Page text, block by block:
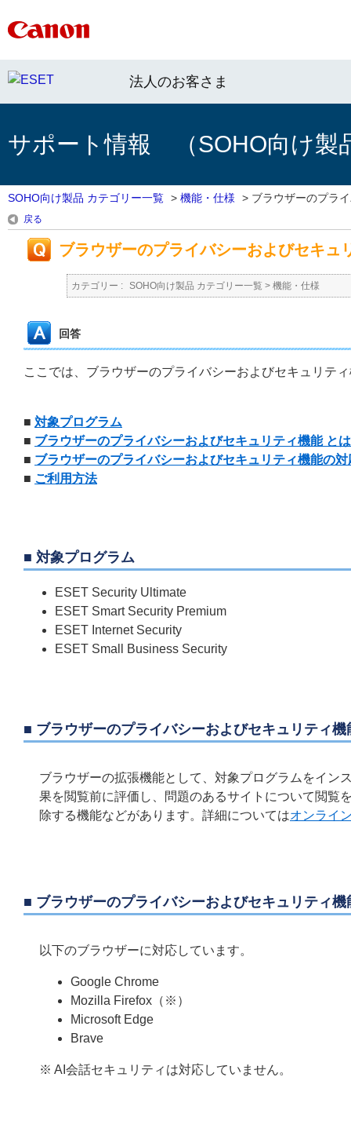
法人のお客さま
サポート情報 （SOHO向け製
SOHO向け製品 カテゴリー一覧 > 機能・仕様 > ブラウザーのプラ
戻る
ブラウザーのプライバシーおよびセキュ
カテゴリー : SOHO向け製品 カテゴリー一覧 > 機能・仕様
回答
ここでは、ブラウザーのプライバシーおよびセキュリテ
■ 対象プログラム
■ ブラウザーのプライバシーおよびセキュリティ機能 と
■ ブラウザーのプライバシーおよびセキュリティ機能の対
■ ご利用方法
■ 対象プログラム
ESET Security Ultimate
ESET Smart Security Premium
ESET Internet Security
ESET Small Business Security
■ ブラウザーのプライバシーおよびセキュリティ機
ブラウザーの拡張機能として、対象プログラムをイン
果を閲覧前に評価し、問題のあるサイトについて閲覧
除する機能などがあります。詳細についてはオンライ
■ ブラウザーのプライバシーおよびセキュリティ機
以下のブラウザーに対応しています。
Google Chrome
Mozilla Firefox（※）
Microsoft Edge
Brave
※ AI会話セキュリティは対応していません。